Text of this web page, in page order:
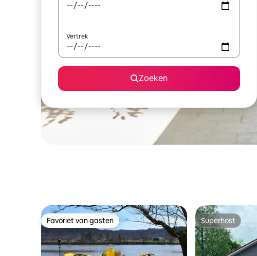
Vertrek
Zoeken
Favoriet van gasten
Favoriet van gasten Superhost
Superhost